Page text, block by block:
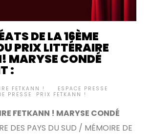
DE LA 16ÈME
PRIX LITTÉRAIRE
MARYSE CONDÉ
:
FETKANN ! ESPACE PRESSE
PRESSE
PRIX FETKANN !
FETKANN ! MARYSE CONDÉ
DES PAYS DU SUD / MÉMOIRE DE